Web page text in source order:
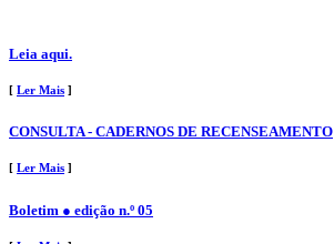
Leia aqui.
[ Ler Mais ]
CONSULTA - CADERNOS DE RECENSEAMENTO
[ Ler Mais ]
Boletim ● edição n.º 05